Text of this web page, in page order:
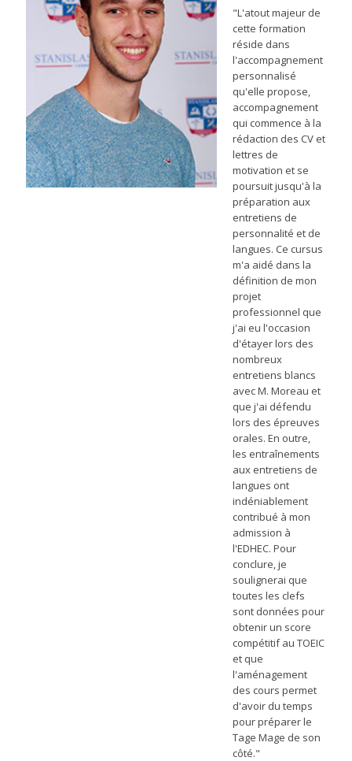
"L'atout majeur de
cette formation
réside dans
l'accompagnement
personnalisé
qu'elle propose,
accompagnement
qui commence à la
rédaction des CV et
lettres de
motivation et se
poursuit jusqu'à la
préparation aux
entretiens de
personnalité et de
langues. Ce cursus
m'a aidé dans la
définition de mon
projet
professionnel que
j'ai eu l'occasion
d'étayer lors des
nombreux
entretiens blancs
avec M. Moreau et
que j'ai défendu
lors des épreuves
orales. En outre,
les entraînements
aux entretiens de
langues ont
indéniablement
contribué à mon
admission à
l'EDHEC. Pour
conclure, je
soulignerai que
toutes les clefs
sont données pour
obtenir un score
compétitif au TOEIC
et que
l'aménagement
des cours permet
d'avoir du temps
pour préparer le
Tage Mage de son
côté."